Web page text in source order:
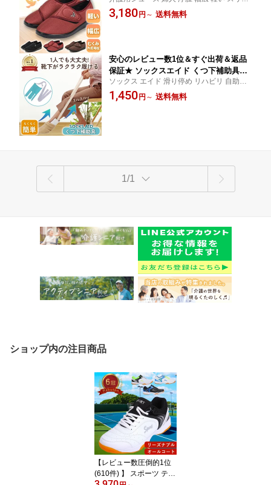
シューズ むくみ 4E 軽量 外反母趾 ゆっ
ポン 室内履き 転倒防止 外履き 介護靴 老人
障害 女性 施設 スニーカー 介護 リハビリ靴
3,180円 ～ 送料無料
安心のレビュー数1位＆すぐ出荷＆返品
保証★ ソックスエイド くつ下補助具
「すっとソックス」（介護福祉士ご推
薦）★使い方説明書付き★ ソックスス
ソックス エイド 滑り停め リハビリ 自助具
人工股関節 変形 股関節 股関節症 パーキン
ソン 大腿骨骨折 靴下 妊娠 靴下履き補助具
1,450円 ～ 送料無料
1/1
ショップ内の注目商品
【レビュー数圧倒的1位
(610件) 】 スポーツ テニ